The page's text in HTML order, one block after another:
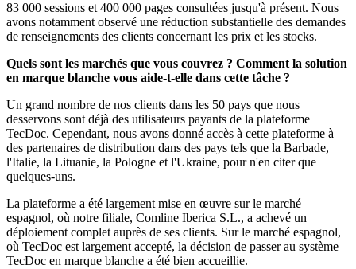
83 000 sessions et 400 000 pages consultées jusqu'à présent. Nous
avons notamment observé une réduction substantielle des demandes
de renseignements des clients concernant les prix et les stocks.
Quels sont les marchés que vous couvrez ? Comment la solution
en marque blanche vous aide-t-elle dans cette tâche ?
Un grand nombre de nos clients dans les 50 pays que nous
desservons sont déjà des utilisateurs payants de la plateforme
TecDoc. Cependant, nous avons donné accès à cette plateforme à
des partenaires de distribution dans des pays tels que la Barbade,
l'Italie, la Lituanie, la Pologne et l'Ukraine, pour n'en citer que
quelques-uns.
La plateforme a été largement mise en œuvre sur le marché
espagnol, où notre filiale, Comline Iberica S.L., a achevé un
déploiement complet auprès de ses clients. Sur le marché espagnol,
où TecDoc est largement accepté, la décision de passer au système
TecDoc en marque blanche a été bien accueillie.